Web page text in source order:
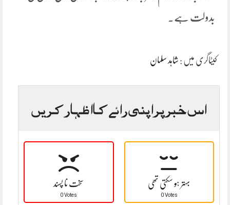
بدولت ہے۔
کیٹاگری میں : شاہد سلمان
اس خبر پر اپنی رائے کا اظہار کریں
سخت نا پسند
0 Votes
بہتر ہو سکتی تھی
0 Votes